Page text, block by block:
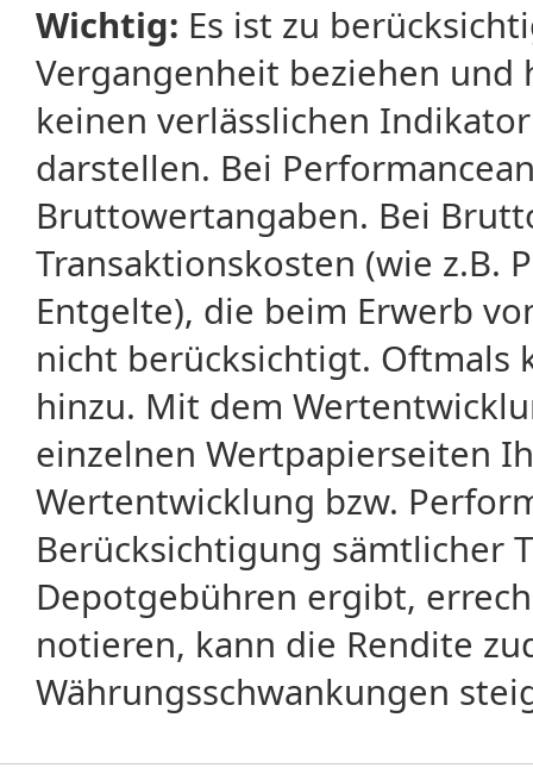
Wichtig: Es ist zu
Vergangenheit beziehen
keinen verlässlichen
darstellen. Bei
Bruttowertangaben. Bei
Transaktionskosten (wie z.B.
Entgelte), die beim Erwerb
nicht berücksichtigt. Oftmals
hinzu. Mit dem
einzelnen Wertpapierseiten
Wertentwicklung bzw.
Berücksichtigung sämtlicher
Depotgebühren ergibt,
notieren, kann die Rendite
Währungsschwankungen